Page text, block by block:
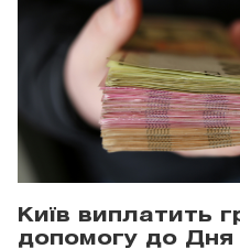
Київ виплатить
допомогу до Дня